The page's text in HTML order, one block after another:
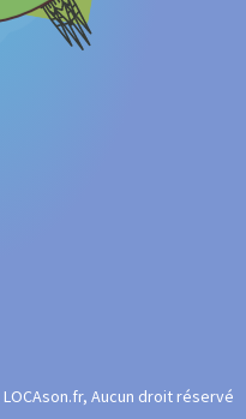
Aucun droit réservé